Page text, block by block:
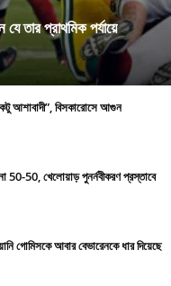
তার প্রাথমিক পর্যায়ে
আশাবাদী”, বিসকারোসে আগুন
50-50, খেলোয়াড় পুনর্নবীকরণ প্রস্তাবে
গোমিসকে আবার বেভারেনকে ধার দিয়েছে